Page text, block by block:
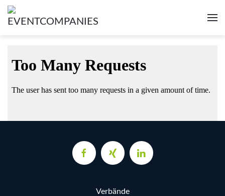
Verbände